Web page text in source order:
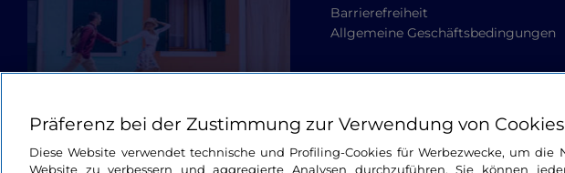
Barrierefreiheit
Allgemeine Geschäftsbedingungen
Präferenz bei der Zustimmung zur Verwendung von Cookies
Diese Website verwendet technische und Profiling-Cookies für Werbezwecke, um die
Website zu verbessern und aggregierte Analysen durchzuführen. Sie können